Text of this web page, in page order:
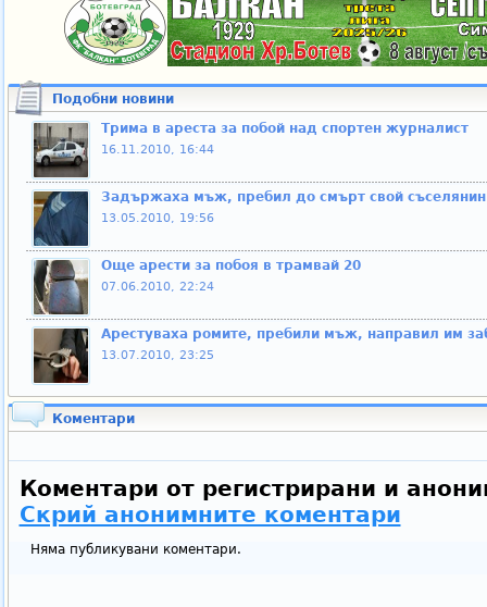
Подобни новини
Трима в ареста за побой над спортен журналист
16.11.2010, 16:44
Задържаха мъж, пребил до смърт свой съселянин
13.05.2010, 19:56
Още арести за побоя в трамвай 20
07.06.2010, 22:24
Арестуваха ромите, пребили мъж, направил им
13.07.2010, 23:25
Коментари
Коментари от регистрирани и
Скрий анонимните коментари
Няма публикувани коментари.